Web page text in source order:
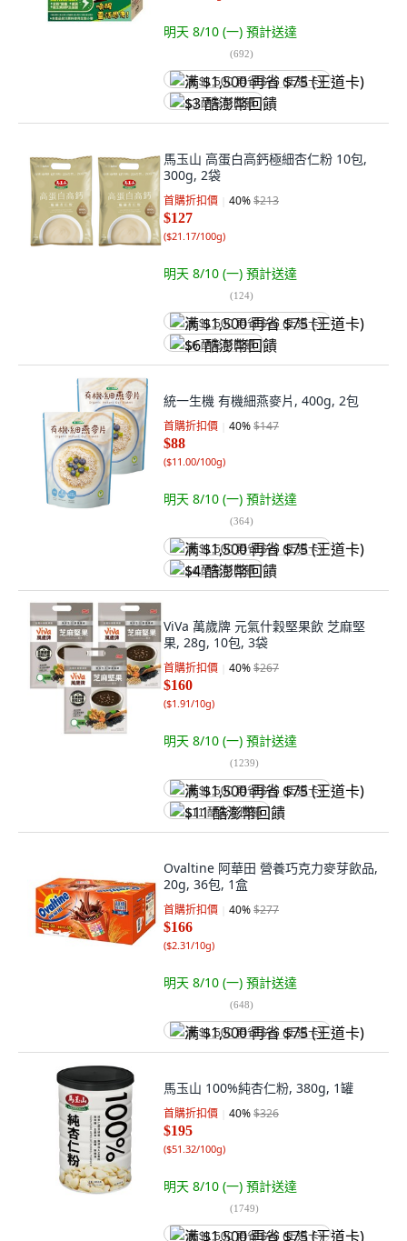
明天 8/10 (一) 預計送達
(692)
满 $1,500 再省 $75 (王道卡)
$3 酷澎幣回饋
馬玉山 高蛋白高鈣極細杏仁粉 10包,
300g, 2袋
首購折扣價 40%$213
$127
($21.17/100g)
明天 8/10 (一) 預計送達
(124)
满 $1,500 再省 $75 (王道卡)
$6 酷澎幣回饋
統一生機 有機細燕麥片, 400g, 2包
首購折扣價 40%$147
$88
($11.00/100g)
明天 8/10 (一) 預計送達
(364)
满 $1,500 再省 $75 (王道卡)
$4 酷澎幣回饋
ViVa 萬歲牌 元氣什穀堅果飲 芝麻堅
果, 28g, 10包, 3袋
首購折扣價 40%$267
$160
($1.91/10g)
明天 8/10 (一) 預計送達
(1239)
满 $1,500 再省 $75 (王道卡)
$11 酷澎幣回饋
Ovaltine 阿華田 營養巧克力麥芽飲品,
20g, 36包, 1盒
首購折扣價 40%$277
$166
($2.31/10g)
明天 8/10 (一) 預計送達
(648)
满 $1,500 再省 $75 (王道卡)
馬玉山 100%純杏仁粉, 380g, 1罐
首購折扣價 40%$326
$195
($51.32/100g)
明天 8/10 (一) 預計送達
(1749)
满 $1,500 再省 $75 (王道卡)